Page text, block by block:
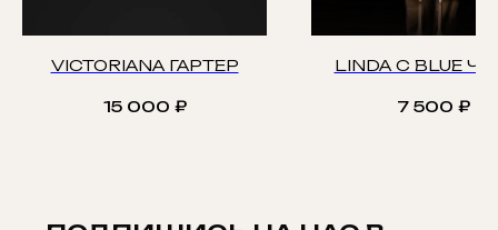
VICTORIANA ГАРТЕР
15 000 ₽
LINDA C BLUE
7 500 ₽